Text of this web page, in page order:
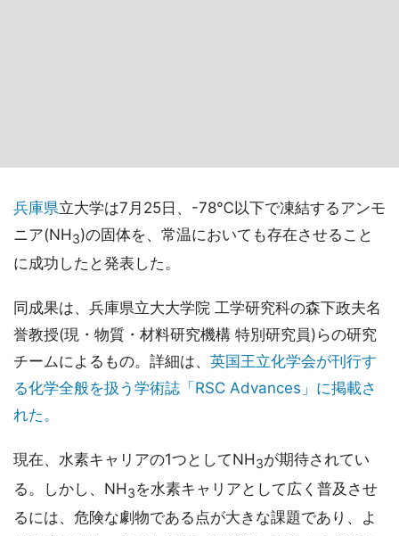
兵庫県立大学は7月25日、-78℃以下で凍結するアンモ
ニア(NH3)の固体を、常温においても存在させること
に成功したと発表した。
同成果は、兵庫県立大大学院 工学研究科の森下政夫名
誉教授(現・物質・材料研究機構 特別研究員)らの研究
チームによるもの。詳細は、 英国王立化学会が刊行す
る化学全般を扱う学術誌「RSC Advances」に掲載さ
れた。
現在、水素キャリアの1つとしてNH3が期待されてい
る。しかし、NH3を水素キャリアとして広く普及させ
るには、危険な劇物である点が大きな課題であり、よ